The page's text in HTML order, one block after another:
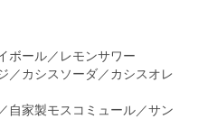
ボール／レモンサワー
／カシスソーダ／カシスオレ
自家製モスコミュール／サン